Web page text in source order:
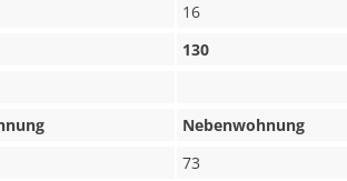
16
130
Nebenwohnung
73